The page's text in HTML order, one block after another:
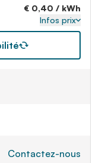
€ 0,40 / kWh
Infos prix
Contactez-nous